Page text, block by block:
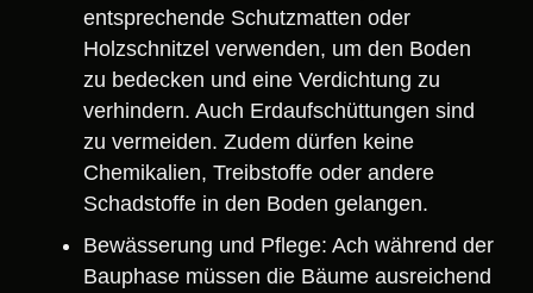
entsprechende Schutzmatten oder
Holzschnitzel verwenden, um den Boden
zu bedecken und eine Verdichtung zu
verhindern. Auch Erdaufschüttungen sind
zu vermeiden. Zudem dürfen keine
Chemikalien, Treibstoffe oder andere
Schadstoffe in den Boden gelangen.
Bewässerung und Pflege: Ach während der
Bauphase müssen die Bäume ausreichend